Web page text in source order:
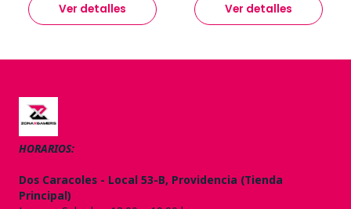
Ver detalles Ver detalles
HORARIOS:
Dos Caracoles - Local 53-B, Providencia (Tienda
Principal)